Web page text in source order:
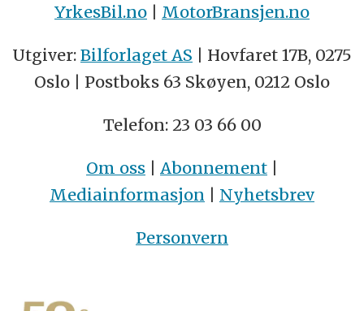
YrkesBil.no | MotorBransjen.no
Utgiver: Bilforlaget AS | Hovfaret 17B, 0275
Oslo | Postboks 63 Skøyen, 0212 Oslo
Telefon: 23 03 66 00
Om oss | Abonnement |
Mediainformasjon | Nyhetsbrev
Personvern